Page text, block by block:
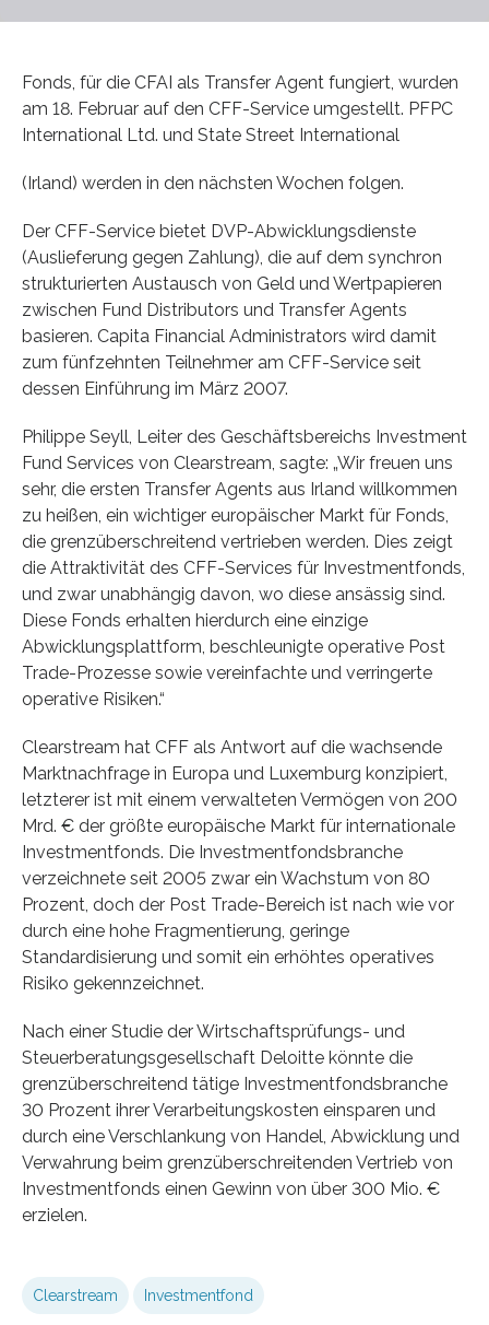
Fonds, für die CFAI als Transfer Agent fungiert, wurden
am 18. Februar auf den CFF-Service umgestellt. PFPC
International Ltd. und State Street International
(Irland) werden in den nächsten Wochen folgen.
Der CFF-Service bietet DVP-Abwicklungsdienste
(Auslieferung gegen Zahlung), die auf dem synchron
strukturierten Austausch von Geld und Wertpapieren
zwischen Fund Distributors und Transfer Agents
basieren. Capita Financial Administrators wird damit
zum fünfzehnten Teilnehmer am CFF-Service seit
dessen Einführung im März 2007.
Philippe Seyll, Leiter des Geschäftsbereichs Investment
Fund Services von Clearstream, sagte: „Wir freuen uns
sehr, die ersten Transfer Agents aus Irland willkommen
zu heißen, ein wichtiger europäischer Markt für Fonds,
die grenzüberschreitend vertrieben werden. Dies zeigt
die Attraktivität des CFF-Services für Investmentfonds,
und zwar unabhängig davon, wo diese ansässig sind.
Diese Fonds erhalten hierdurch eine einzige
Abwicklungsplattform, beschleunigte operative Post
Trade-Prozesse sowie vereinfachte und verringerte
operative Risiken.“
Clearstream hat CFF als Antwort auf die wachsende
Marktnachfrage in Europa und Luxemburg konzipiert,
letzterer ist mit einem verwalteten Vermögen von 200
Mrd. € der größte europäische Markt für internationale
Investmentfonds. Die Investmentfondsbranche
verzeichnete seit 2005 zwar ein Wachstum von 80
Prozent, doch der Post Trade-Bereich ist nach wie vor
durch eine hohe Fragmentierung, geringe
Standardisierung und somit ein erhöhtes operatives
Risiko gekennzeichnet.
Nach einer Studie der Wirtschaftsprüfungs- und
Steuerberatungsgesellschaft Deloitte könnte die
grenzüberschreitend tätige Investmentfondsbranche
30 Prozent ihrer Verarbeitungskosten einsparen und
durch eine Verschlankung von Handel, Abwicklung und
Verwahrung beim grenzüberschreitenden Vertrieb von
Investmentfonds einen Gewinn von über 300 Mio. €
erzielen.
Clearstream Investmentfond